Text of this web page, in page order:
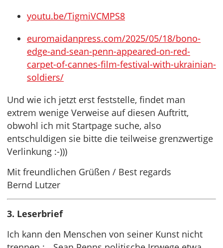
youtu.be/TigmiVCMPS8
euromaidanpress.com/2025/05/18/bono-
edge-and-sean-penn-appeared-on-red-
carpet-of-cannes-film-festival-with-ukrainian-
soldiers/
Und wie ich jetzt erst feststelle, findet man
extrem wenige Verweise auf diesen Auftritt,
obwohl ich mit Startpage suche, also
entschuldigen sie bitte die teilweise grenzwertige
Verlinkung :-)))
Mit freundlichen Grüßen / Best regards
Bernd Lutzer
3. Leserbrief
Ich kann den Menschen von seiner Kunst nicht